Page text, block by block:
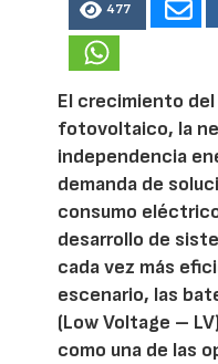
477
El crecimiento
fotovoltaico, la
independencia
demanda de
consumo
desarrollo de
cada vez más
escenario, las
(Low Voltage –
como una de las